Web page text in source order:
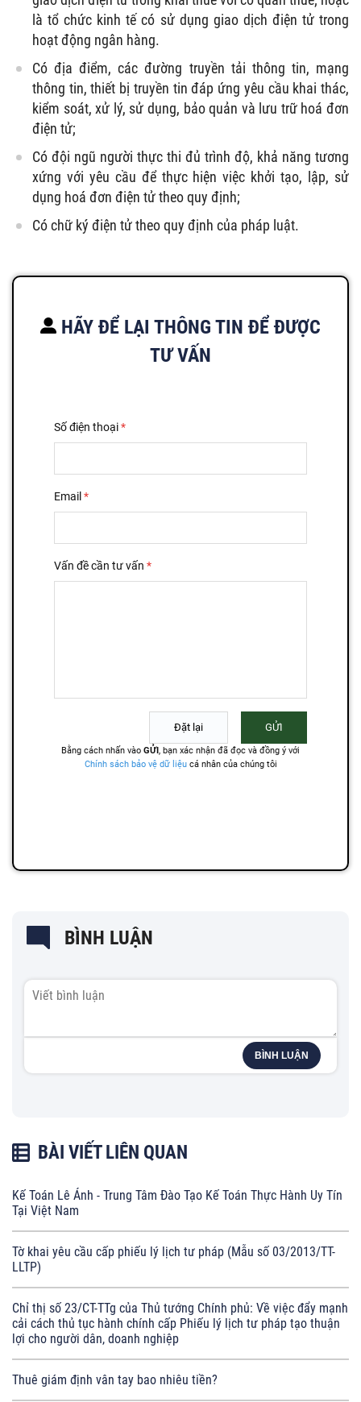
là tổ chức kinh tế có sử dụng giao dịch điện tử trong
hoạt động ngân hàng.
Có địa điểm, các đường truyền tải thông tin, mạng
thông tin, thiết bị truyền tin đáp ứng yêu cầu khai thác,
kiểm soát, xử lý, sử dụng, bảo quản và lưu trữ hoá đơn
điện tử;
Có đội ngũ người thực thi đủ trình độ, khả năng tương
xứng với yêu cầu để thực hiện việc khởi tạo, lập, sử
dụng hoá đơn điện tử theo quy định;
Có chữ ký điện tử theo quy định của pháp luật.
HÃY ĐỂ LẠI THÔNG TIN ĐỂ ĐƯỢC
TƯ VẤN
BÌNH LUẬN
BÌNH LUẬN
BÀI VIẾT LIÊN QUAN
Kế Toán Lê Ánh - Trung Tâm Đào Tạo Kế Toán Thực Hành Uy Tín
Tại Việt Nam
Tờ khai yêu cầu cấp phiếu lý lịch tư pháp (Mẫu số 03/2013/TT-
LLTP)
Chỉ thị số 23/CT-TTg của Thủ tướng Chính phủ: Về việc đẩy mạnh
cải cách thủ tục hành chính cấp Phiếu lý lịch tư pháp tạo thuận
lợi cho người dân, doanh nghiệp
Thuê giám định vân tay bao nhiêu tiền?